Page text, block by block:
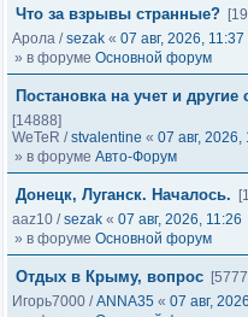
Что за взрывы странные?
Арола /sezak « 07 авг, 2026, 11:37
» в форуме Основной форум
Постановка на учет и
[14888]
WeTeR /stvalentine « 07 авг, 2026,
» в форуме Авто-Форум
Донецк, Луганск. Началось.
aaz10 /sezak « 07 авг, 2026, 11:26
» в форуме Основной форум
Отдых в Крыму, вопрос
Игорь7000 /ANNA35 « 07 авг,